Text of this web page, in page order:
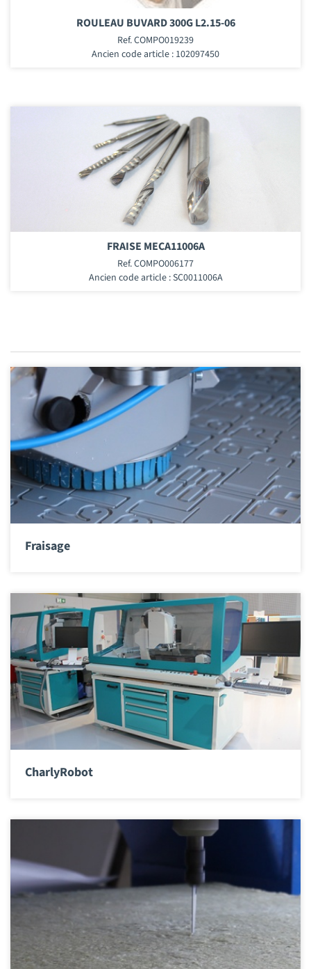
ROULEAU BUVARD 300G L2.15-06
Ref. COMPO019239
Ancien code article : 102097450
FRAISE MECA11006A
Ref. COMPO006177
Ancien code article : SC0011006A
Fraisage
CharlyRobot